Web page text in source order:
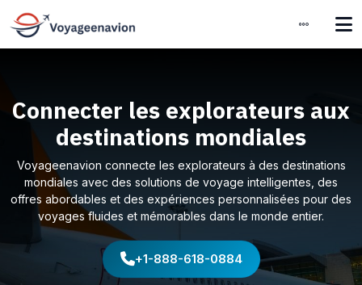
Connecter les explorateurs aux
destinations mondiales
Voyageenavion connecte les explorateurs à des destinations
mondiales avec des solutions de voyage intelligentes, des
offres abordables et des expériences personnalisées pour des
voyages fluides et mémorables dans le monde entier.
+1-888-618-0884